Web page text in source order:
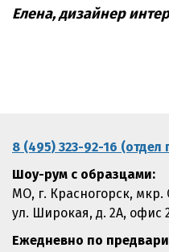
Елена, дизайнер
8 (495) 323-92-16
Шоу-рум с образцами:
МО, г. Красногорск, мкр.
ул. Широкая, д. 2А, офис
Ежедневно по